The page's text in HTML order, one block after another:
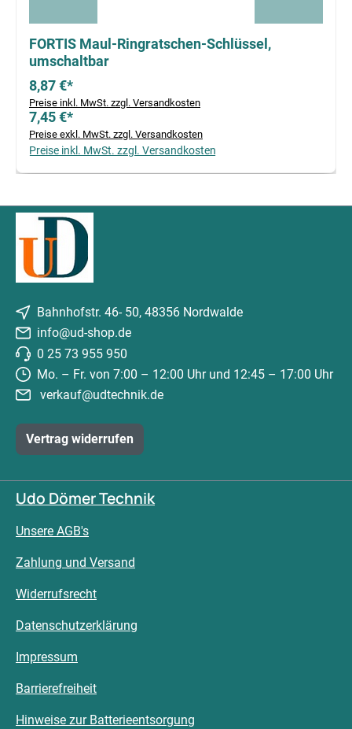
FORTIS Maul-Ringratschen-Schlüssel,
umschaltbar
8,87 €*
Preise inkl. MwSt. zzgl. Versandkosten
7,45 €*
Preise exkl. MwSt. zzgl. Versandkosten
Preise inkl. MwSt. zzgl. Versandkosten
Bahnhofstr. 46- 50, 48356 Nordwalde
info@ud-shop.de
0 25 73 955 950
Mo. – Fr. von 7:00 – 12:00 Uhr und 12:45 – 17:00 Uhr
verkauf@udtechnik.de
Vertrag widerrufen
Udo Dömer Technik
Unsere AGB's
Zahlung und Versand
Widerrufsrecht
Datenschutzerklärung
Impressum
Barrierefreiheit
Hinweise zur Batterieentsorgung